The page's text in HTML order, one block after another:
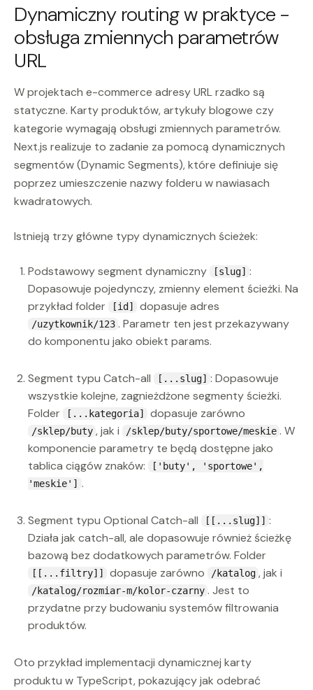
Dynamiczny routing w praktyce -
obsługa zmiennych parametrów
URL
W projektach e-commerce adresy URL rzadko są
statyczne. Karty produktów, artykuły blogowe czy
kategorie wymagają obsługi zmiennych parametrów.
Next.js realizuje to zadanie za pomocą dynamicznych
segmentów (Dynamic Segments), które definiuje się
poprzez umieszczenie nazwy folderu w nawiasach
kwadratowych.
Istnieją trzy główne typy dynamicznych ścieżek:
Podstawowy segment dynamiczny [slug] :
Dopasowuje pojedynczy, zmienny element ścieżki. Na
przykład folder
[id] dopasuje adres
/uzytkownik/123 . Parametr ten jest przekazywany
do komponentu jako obiekt params.
Segment typu Catch-all [...slug] : Dopasowuje
wszystkie kolejne, zagnieżdżone segmenty ścieżki.
Folder
[...kategoria] dopasuje zarówno
/sklep/buty , jak i /sklep/buty/sportowe/meskie . W
komponencie parametry te będą dostępne jako
tablica ciągów znaków:
['buty', 'sportowe',
'meskie'] .
Segment typu Optional Catch-all [[...slug]] :
Działa jak catch-all, ale dopasowuje również ścieżkę
bazową bez dodatkowych parametrów. Folder
[[...filtry]] dopasuje zarówno /katalog , jak i
/katalog/rozmiar-m/kolor-czarny . Jest to
przydatne przy budowaniu systemów filtrowania
produktów.
Oto przykład implementacji dynamicznej karty
produktu w TypeScript, pokazujący jak odebrać